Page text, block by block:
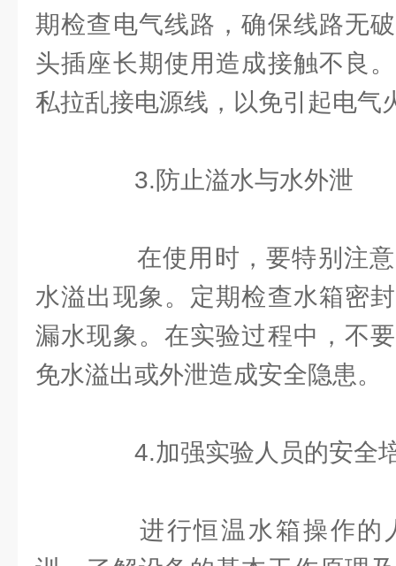
期检查电气线路，确保线路无
头插座长期使用造成接触不良
私拉乱接电源线，以免引起电气
3.防止溢水与水外泄
在使用时，要特别注意
水溢出现象。定期检查水箱密
漏水现象。在实验过程中，不
免水溢出或外泄造成安全隐患。
4.加强实验人员的安全
进行恒温水箱操作的